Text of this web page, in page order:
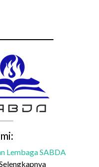
Lembaga SABDA